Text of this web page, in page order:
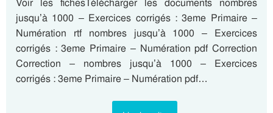
jusqu’à 1000 – Exercices corrigés : 3eme Primaire –
Numération rtf nombres jusqu’à 1000 – Exercices
corrigés : 3eme Primaire – Numération pdf Correction
Correction – nombres jusqu’à 1000 – Exercices
corrigés : 3eme Primaire – Numération pdf…